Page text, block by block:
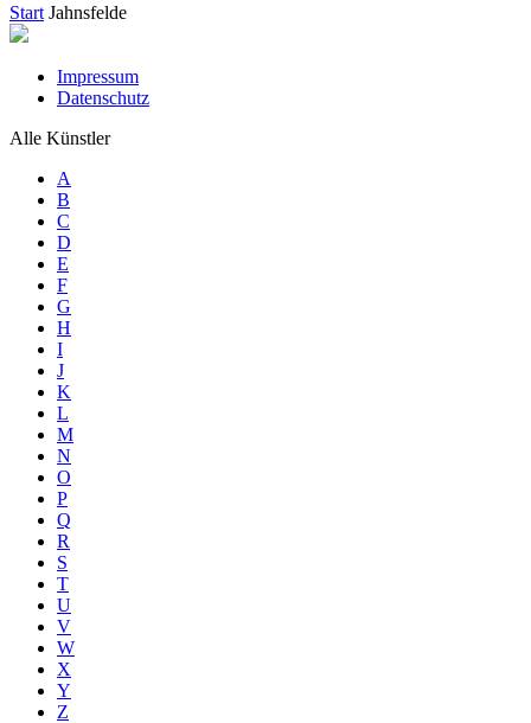
Start Jahnsfelde
Impressum
Datenschutz
Alle Künstler
A
B
C
D
E
F
G
H
I
J
K
L
M
N
O
P
Q
R
S
T
U
V
W
X
Y
Z